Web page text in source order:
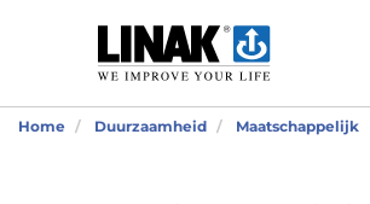
Home Duurzaamheid Maatschappelijk